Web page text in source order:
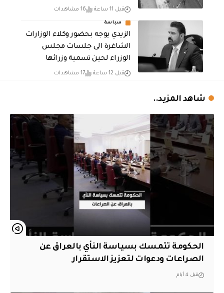
قبل 11 ساعة 16 مشاهدات
سياسة
الزيدي يوجه بحضور وكلاء الوزارات
الشاغرة الى جلسات مجلس
الوزراء لحين تسمية وزرائها
قبل 12 ساعة 17 مشاهدات
شاهد المزيد..
الحكومة تتمسك بسياسة النأي بالعراق عن
الصراعات ودعوات لتعزيز الاستقرار
قبل 4 أيام